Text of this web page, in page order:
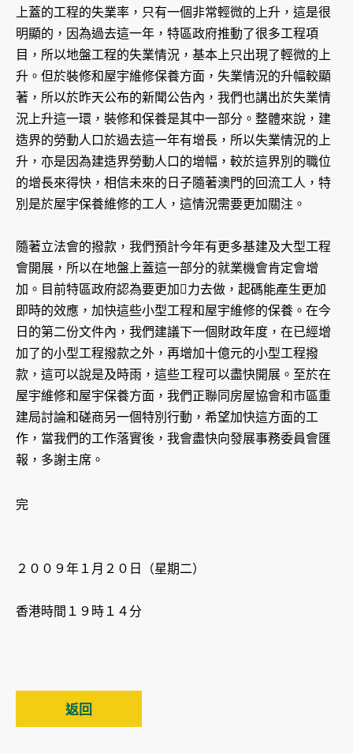
上蓋的工程的失業率，只有一個非常輕微的上升，這是很
明顯的，因為過去這一年，特區政府推動了很多工程項
目，所以地盤工程的失業情況，基本上只出現了輕微的上
升。但於裝修和屋宇維修保養方面，失業情況的升幅較顯
著，所以於昨天公布的新聞公告內，我們也講出於失業情
況上升這一環，裝修和保養是其中一部分。整體來說，建
造界的勞動人口於過去這一年有增長，所以失業情況的上
升，亦是因為建造界勞動人口的增幅，較於這界別的職位
的增長來得快，相信未來的日子隨著澳門的回流工人，特
別是於屋宇保養維修的工人，這情況需要更加關注。
隨著立法會的撥款，我們預計今年有更多基建及大型工程
會開展，所以在地盤上蓋這一部分的就業機會肯定會增
加。目前特區政府認為要更加力去做，起碼能產生更加
即時的效應，加快這些小型工程和屋宇維修的保養。在今
日的第二份文件內，我們建議下一個財政年度，在已經增
加了的小型工程撥款之外，再增加十億元的小型工程撥
款，這可以說是及時雨，這些工程可以盡快開展。至於在
屋宇維修和屋宇保養方面，我們正聯同房屋協會和市區重
建局討論和磋商另一個特別行動，希望加快這方面的工
作，當我們的工作落實後，我會盡快向發展事務委員會匯
報，多謝主席。
完
２００９年１月２０日（星期二）
香港時間１９時１４分
返回